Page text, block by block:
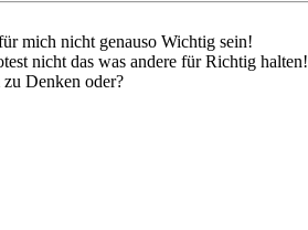
mich nicht genauso Wichtig sein!
nicht das was andere für Richtig halten!
Denken oder?